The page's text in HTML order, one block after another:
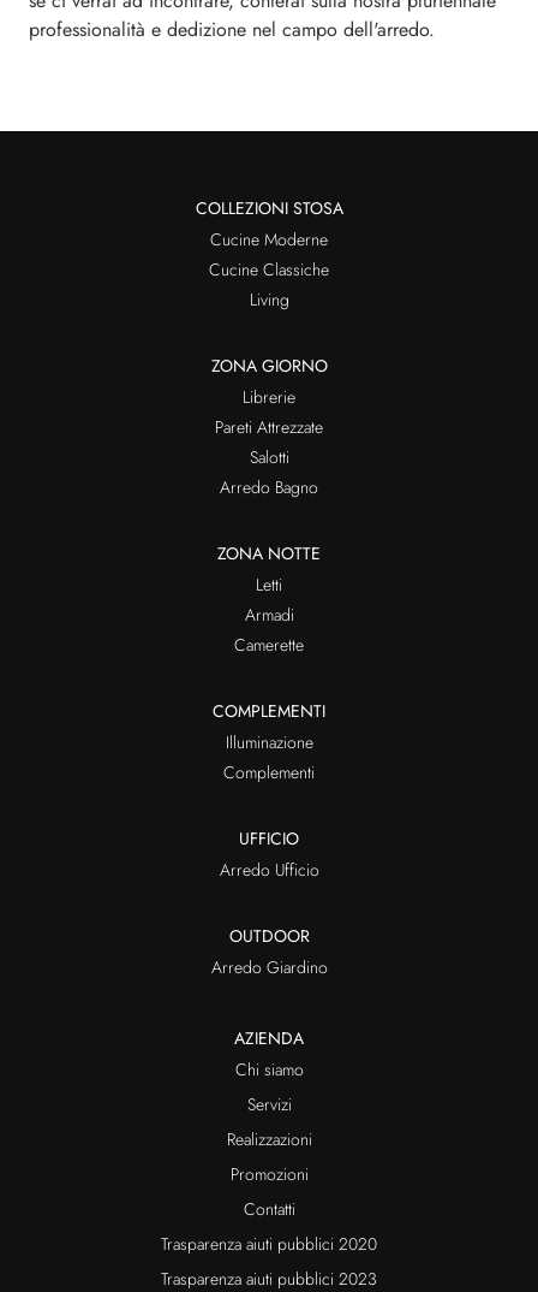
professionalità e dedizione nel campo dell'arredo.
COLLEZIONI STOSA
Cucine Moderne
Cucine Classiche
Living
ZONA GIORNO
Librerie
Pareti Attrezzate
Salotti
Arredo Bagno
ZONA NOTTE
Letti
Armadi
Camerette
COMPLEMENTI
Illuminazione
Complementi
UFFICIO
Arredo Ufficio
OUTDOOR
Arredo Giardino
AZIENDA
Chi siamo
Servizi
Realizzazioni
Promozioni
Contatti
Trasparenza aiuti pubblici 2020
Trasparenza aiuti pubblici 2023